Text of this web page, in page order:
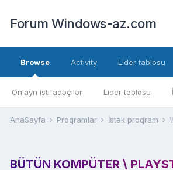
Forum Windows-az.com
Browse
Onlayn istifadəçilər Lider tablosu
Activity Lider tablosu
AnaSayfa Proqramlar İstək proqram
BÜTÜN KOMPÜTER \